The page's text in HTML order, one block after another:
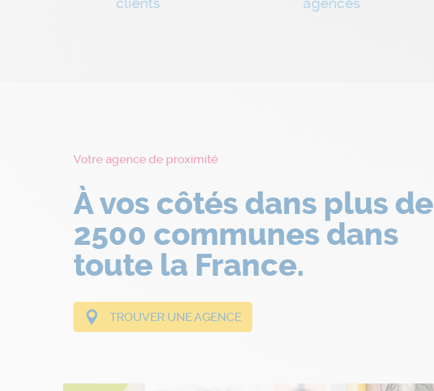
Votre agence de proximité
À vos côtés dans plus de
2500 communes dans
toute la France.
TROUVER UNE AGENCE